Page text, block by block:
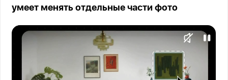
умеет менять отдельные части фото